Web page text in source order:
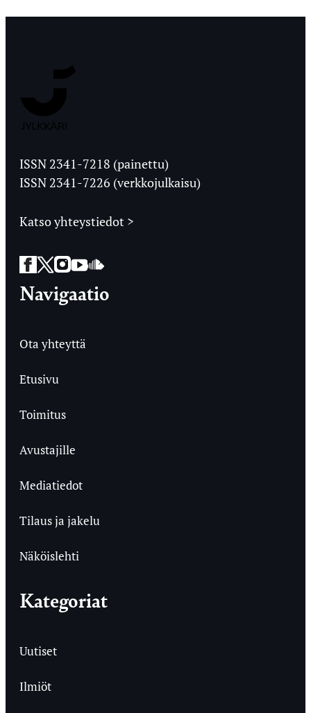
Ylioppilaslehti
ISSN 2341-7218 (painettu)
ISSN 2341-7226 (verkkojulkaisu)
Katso yhteystiedot >
Facebook
Twitter
Instagram
YouTube
SoundCloud
Navigaatio
Ota yhteyttä
Etusivu
Toimitus
Avustajille
Mediatiedot
Tilaus ja jakelu
Näköislehti
Kategoriat
Uutiset
Ilmiöt